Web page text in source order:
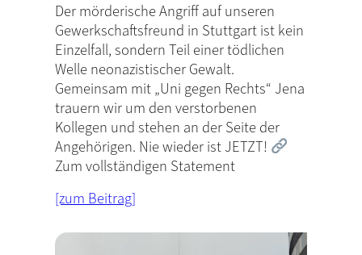
Der mörderische Angriff auf unseren
Gewerkschaftsfreund in Stuttgart ist kein
Einzelfall, sondern Teil einer tödlichen
Welle neonazistischer Gewalt.
Gemeinsam mit „Uni gegen Rechts“ Jena
trauern wir um den verstorbenen
Kollegen und stehen an der Seite der
Angehörigen. Nie wieder ist JETZT!
Zum vollständigen Statement
[zum Beitrag]